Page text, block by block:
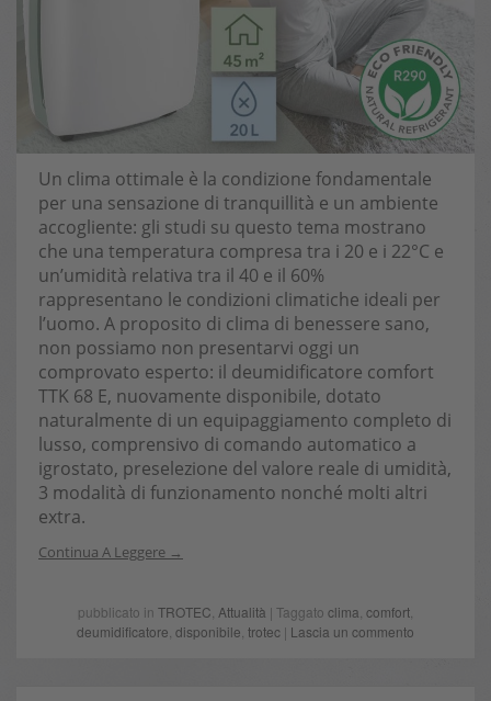
Un clima ottimale è la condizione fondamentale
per una sensazione di tranquillità e un ambiente
accogliente: gli studi su questo tema mostrano
che una temperatura compresa tra i 20 e i 22°C e
un’umidità relativa tra il 40 e il 60%
rappresentano le condizioni climatiche ideali per
l’uomo. A proposito di clima di benessere sano,
non possiamo non presentarvi oggi un
comprovato esperto: il deumidificatore comfort
TTK 68 E, nuovamente disponibile, dotato
naturalmente di un equipaggiamento completo di
lusso, comprensivo di comando automatico a
igrostato, preselezione del valore reale di umidità,
3 modalità di funzionamento nonché molti altri
extra.
Continua A Leggere
pubblicato in TROTEC Attualità | Taggato clima comfort
deumidificatore disponibile trotec | Lascia un commento